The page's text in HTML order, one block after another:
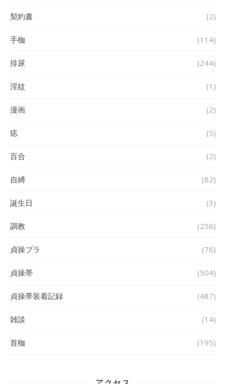
契約書 (2)
手枷 (114)
排尿 (244)
淫紋 (1)
漫画 (2)
痣 (5)
百合 (2)
自縛 (82)
誕生日 (3)
調教 (258)
貞操ブラ (76)
貞操帯 (504)
貞操帯装着記録 (487)
雑談 (14)
首枷 (195)